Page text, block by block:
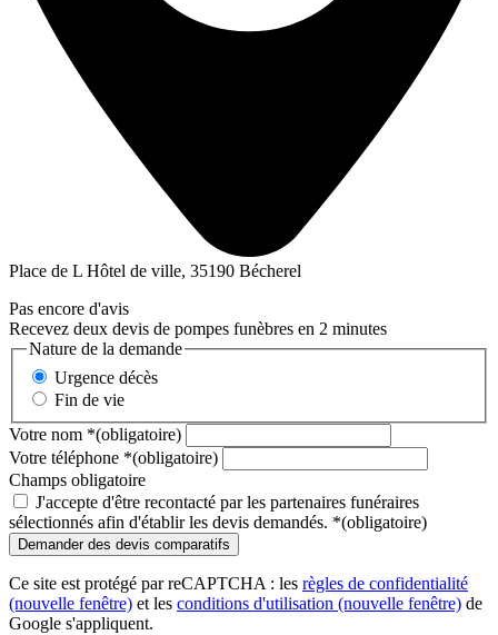
Place de L Hôtel de ville, 35190 Bécherel
Pas encore d'avis
Recevez deux devis de pompes funèbres en 2 minutes
Nature de la demande
Urgence décès
Fin de vie
Votre nom *(obligatoire)
Votre téléphone *(obligatoire)
Champs obligatoire
J'accepte d'être recontacté par les partenaires funéraires
sélectionnés afin d'établir les devis demandés. *(obligatoire)
Ce site est protégé par reCAPTCHA : les règles de confidentialité
(nouvelle fenêtre) et les conditions d'utilisation (nouvelle fenêtre) de
Google s'appliquent.